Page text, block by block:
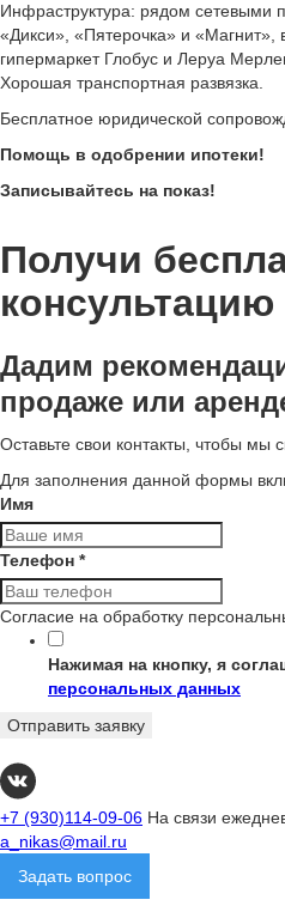
Инфраструктура: рядом сетевыми
«Дикси», «Пятерочка» и «Магнит»,
гипермаркет Глобус и Леруа
Хорошая транспортная развязка.
Бесплатное юридической
Помощь в одобрении ипотеки!
Записывайтесь на показ!
Получи
консультацию
Дадим
продаже или
Оставьте свои контакты, чтобы мы
Для заполнения данной формы
Имя
Телефон *
Согласие на обработку
Нажимая на кнопку, я
персональных данных
Отправить заявку
+7 (930)114-09-06 На связи
a_nikas@mail.ru
Задать вопрос